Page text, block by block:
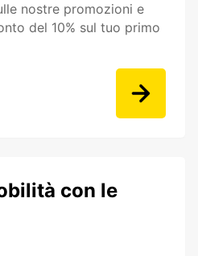
nostre promozioni e
del 10% sul tuo primo
con le